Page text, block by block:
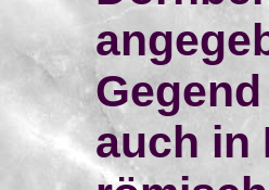
auch in